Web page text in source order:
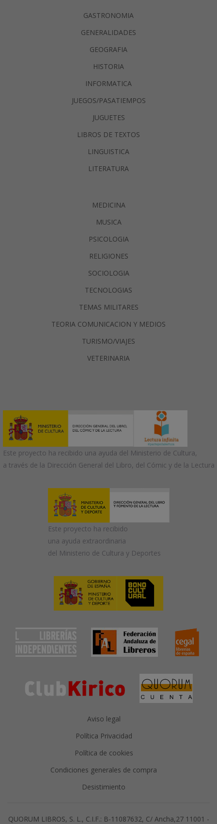
GASTRONOMIA
GENERALIDADES
GEOGRAFIA
HISTORIA
INFORMATICA
JUEGOS/PASATIEMPOS
JUGUETES
LIBROS DE TEXTOS
LINGUISTICA
LITERATURA
MEDICINA
MUSICA
PSICOLOGIA
RELIGIONES
SOCIOLOGIA
TECNOLOGIAS
TEMAS MILITARES
TEORIA COMUNICACION Y MEDIOS
TURISMO/VIAJES
VETERINARIA
Este proyecto ha recibido una ayuda del Ministerio de Cultura,
a través de la Dirección General del Libro, del Cómic y de la Lectura
Este proyecto ha recibido
una ayuda extraordinaria
del Ministerio de Cultura y Deportes
Aviso legal
Política Privacidad
Política de cookies
Condiciones generales de compra
Desistimiento
QUORUM LIBROS, S. L., C.I.F.: B-11087632, C/ Ancha,27 11001 -